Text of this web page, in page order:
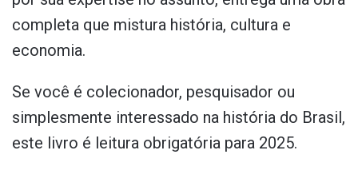
completa que mistura história, cultura e
economia.
Se você é colecionador, pesquisador ou
simplesmente interessado na história do Brasil,
este livro é leitura obrigatória para 2025.